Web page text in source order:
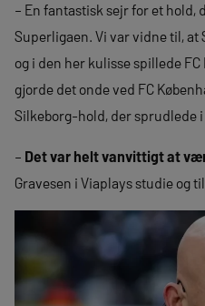
– En fantastisk sejr for et hold,
Superligaen. Vi var vidne til,
og i den her kulisse spillede
gjorde det onde ved FC
Silkeborg-hold, der sprudlede
– Det var helt vanvittigt at
Gravesen i Viaplays studie og